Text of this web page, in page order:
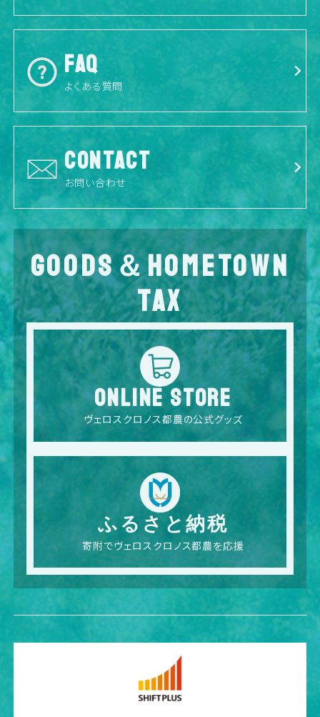
FAQ
よくある質問
CONTACT
お問い合わせ
GOODS＆HOMETOWN
TAX
ONLINE STORE
ヴェロスクロノス都農の公式グッズ
ふるさと納税
寄附でヴェロスクロノス都農を応援